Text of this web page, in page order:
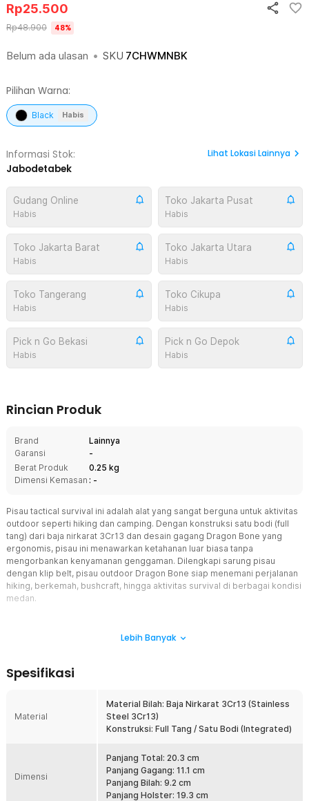
Belum ada ulasan • SKU 7CHWMNBK
Rp25.500
Rp48.900 48%
Pilihan Warna:
Black Habis
Informasi Stok:
Jabodetabek
Lihat Lokasi Lainnya
Gudang Online
Habis
Toko Jakarta Pusat
Habis
Toko Jakarta Barat
Habis
Toko Jakarta Utara
Habis
Toko Tangerang
Habis
Toko Cikupa
Habis
Pick n Go Bekasi
Habis
Pick n Go Depok
Habis
Rincian Produk
Brand
Lainnya
Garansi
-
Berat Produk
0.25 kg
Dimensi Kemasan : -
Pisau tactical survival ini adalah alat yang sangat berguna untuk aktivitas
outdoor seperti hiking dan camping. Dengan konstruksi satu bodi (full
tang) dari baja nirkarat 3Cr13 dan desain gagang Dragon Bone yang
ergonomis, pisau ini menawarkan ketahanan luar biasa tanpa
mengorbankan kenyamanan genggaman. Dilengkapi sarung pisau
dengan klip belt, pisau outdoor Dragon Bone siap menemani perjalanan
hiking, berkemah, bushcraft, hingga aktivitas survival di berbagai kondisi
medan.
dan gagang menyatu dalam satu kepingan baja tanpa sambungan.
yang rentan patah di bagian sambungan. Cocok untuk pekerjaan
berat seperti memotong kayu kecil, membuka jalur, atau aktivitas
bushcraft. Dengan konstruksi ini, pisau outdoor ini bisa diandalkan
untuk penggunaan jangka panjang di medan ekstrem.
Bilah Baja 3Cr13 Tajam dan Tahan Karat
Menggunakan material stainless steel 3Cr13, pisau tactical survival
ini menawarkan keseimbangan antara ketajaman, kekuatan, dan
ketahanan terhadap karat. Material ini terkenal mudah diasah
Lebih Banyak
Spesifikasi
Material
Material Bilah: Baja Nirkarat 3Cr13 (Stainless
Steel 3Cr13)
Konstruksi: Full Tang / Satu Bodi (Integrated)
Dimensi
Panjang Total: 20.3 cm
Panjang Gagang: 11.1 cm
Panjang Bilah: 9.2 cm
Panjang Holster: 19.3 cm